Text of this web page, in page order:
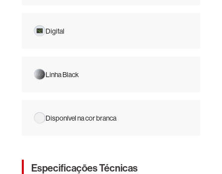
Digital
Linha Black
Disponível na cor branca
Especificações Técnicas